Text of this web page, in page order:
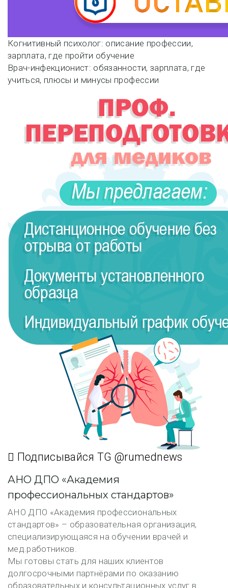
Навигация
по
записям
Когнитивный психолог: описание профессии,
зарплата, где пройти обучение
Врач-инфекционист: обязанности, зарплата, где
учиться, плюсы и минусы профессии
Подписывайся TG @rumednews
АНО ДПО «Академия
профессиональных стандартов»
АНО ДПО «Академия профессиональных
стандартов» – образовательная организация,
специализирующаяся на обучении врачей и
мед.работников.
Мы готовы стать для наших клиентов
долгосрочными партнёрами по оказанию
образовательных и консультационных услуг в